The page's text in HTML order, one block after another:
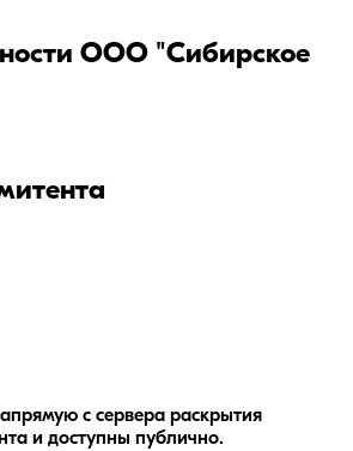
ООО "Сибирское
с сервера раскрытия
и доступны публично.